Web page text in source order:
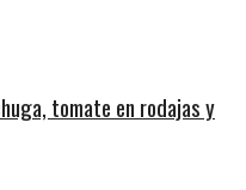
tomate en rodajas y